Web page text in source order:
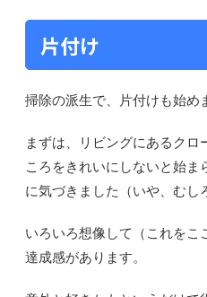
片付け
掃除の派生で、片付けも始め
まずは、リビングにあるク
ころをきれいにしないと始
に気づきました（いや、むし
いろいろ想像して（これを
達成感があります。